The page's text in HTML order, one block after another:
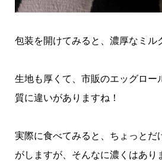
包装を開けてみると、濃厚なミル
生地も厚くて、市販のエッグロー
質に違いがありますね！
実際に食べてみると、ちょっとだ
がしますが、そんなに濃くはあり